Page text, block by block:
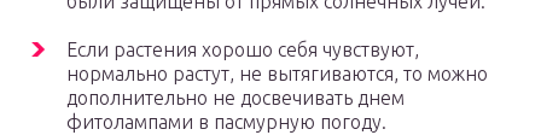
Если растения хорошо себя чувствуют,
нормально растут, не вытягиваются, то можно
дополнительно не досвечивать днем
фитолампами в пасмурную погоду.